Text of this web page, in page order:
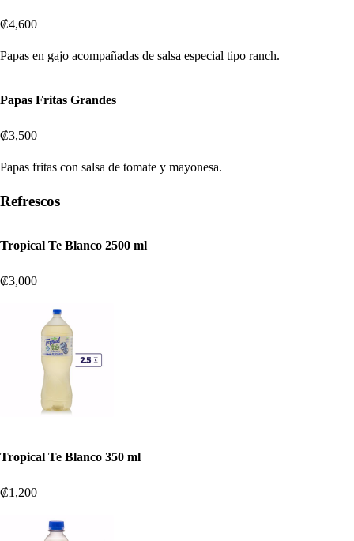
₡4,600
Papas en gajo acompañadas de salsa especial tipo ranch.
Papas Fritas Grandes
₡3,500
Papas fritas con salsa de tomate y mayonesa.
Refrescos
Tropical Te Blanco 2500 ml
₡3,000
Tropical Te Blanco 350 ml
₡1,200